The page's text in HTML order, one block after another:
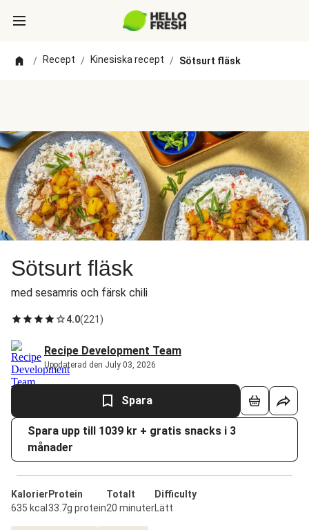
/ Recept / Kinesiska recept / Sötsurt fläsk
Sötsurt fläsk
med sesamris och färsk chili
4.0(221 )
Recipe Development Team
Uppdaterad den July 03, 2026
Spara
Spara upp till 1039 kr + gratis snacks i 3
månader
Kalorier
635 kcal
Protein
33.7g protein
Totalt
20 minuter
Difficulty
Lätt